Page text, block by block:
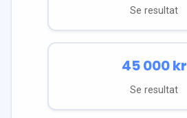
Se resultat
45 000kr
Se resultat